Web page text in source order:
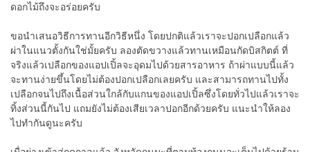
ดอกไม้ถึงจะอร่อยครับ
ขอนำเสนอวิธีการทานอีกวิธีหนึ่ง โดยปกติแล้วเราจะปอกเปลือกแล้ว
ผ่าในแนวตั้งกันใช่มั้ยครับ ลองตัดขวางแล้วทานเหมือนกัดบิสกิตต์ ที่
จริงแล้วเปลือกของแอปเปิ้ลจะอุดมไปด้วยสารอาหาร ถ้าผ่าแบบนี้แล้ว
จะทานง่ายขึ้นโดยไม่ต้องปอกเปลือกเลยครับ และสามารถทานไปทั้ง
เปลือกจนไปถึงเนื้อส่วนใกล้กับแกนของแอปเปิ้ลซึ่งโดยทั่วไปแล้วเราจะ
ทิ้งส่วนนี้กันไป แถมยังไม่ต้องเสียเวลาปอกอีกด้วยครับ แนะนำให้ลอง
ไปทำกันดูนะครับ